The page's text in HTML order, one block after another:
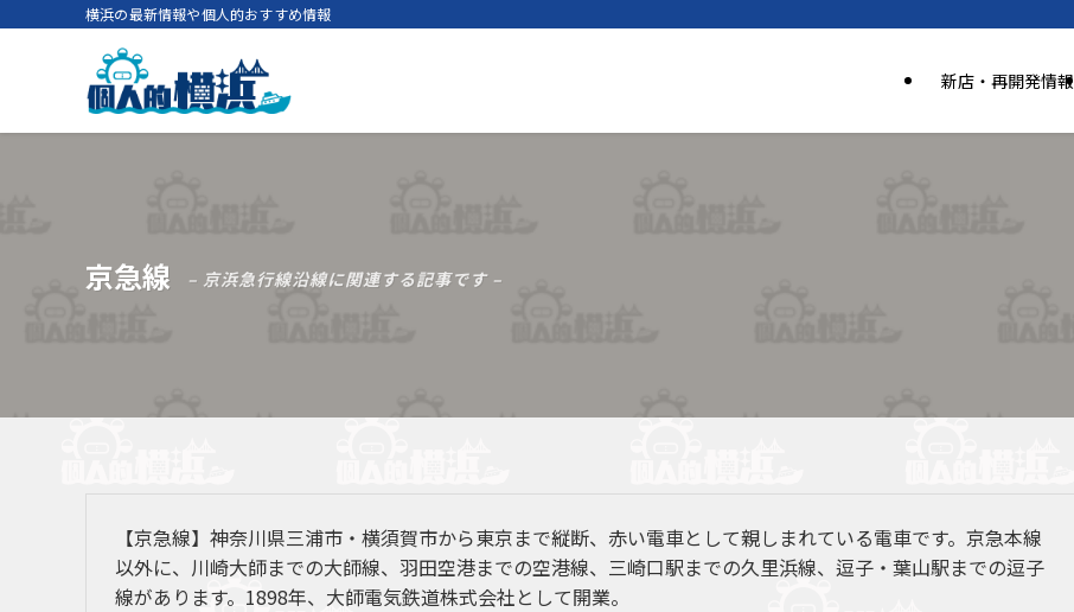
横浜の最新情報や個人的おすすめ情報
新店・再開発情報
京急線 – 京浜急行線沿線に関連する記事です –
【京急線】神奈川県三浦市・横須賀市から東京まで縦断、赤い電車として親しまれている電車です。京急本線
以外に、川崎大師までの大師線、羽田空港までの空港線、三崎口駅までの久里浜線、逗子・葉山駅までの逗子
線があります。1898年、大師電気鉄道株式会社として開業。